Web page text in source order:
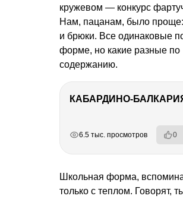
кружевом — конкурс
Нам, пацанам, было
и брюки. Все одинаковые
форме, но какие разные по
содержанию.
6.5 тыс. просмотров 0
Школьная форма,
только с теплом. Говорят,